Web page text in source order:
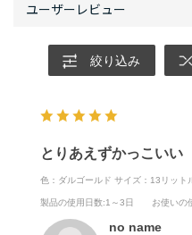
絞り込み
とりあえずかっこいい
色：ダルゴールド サイズ：13リット
製品の使用日数:1～3日 お使いの
no name